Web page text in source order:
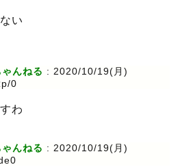
い
んねる : 2020/10/19(月)
0
わ
んねる : 2020/10/19(月)